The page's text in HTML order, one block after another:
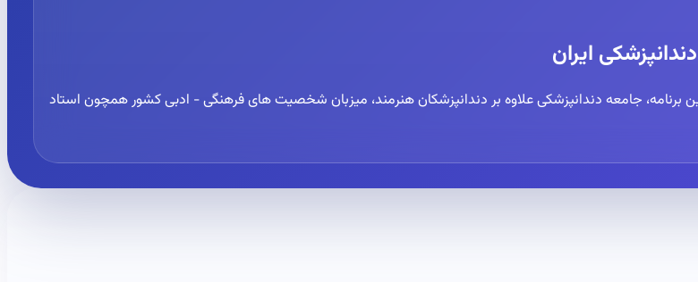
ایران
برنامه، جامعه دندانپزشکی علاوه بر دندانپزشکان هنرمند، میزبان شخصیت های فرهنگی - ادبی کشور همچون استاد